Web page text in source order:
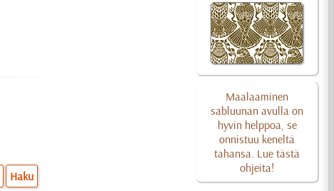
Maalaaminen
sabluunan avulla on
hyvin helppoa, se
onnistuu keneltä
tahansa. Lue tästä
ohjeita!
Haku